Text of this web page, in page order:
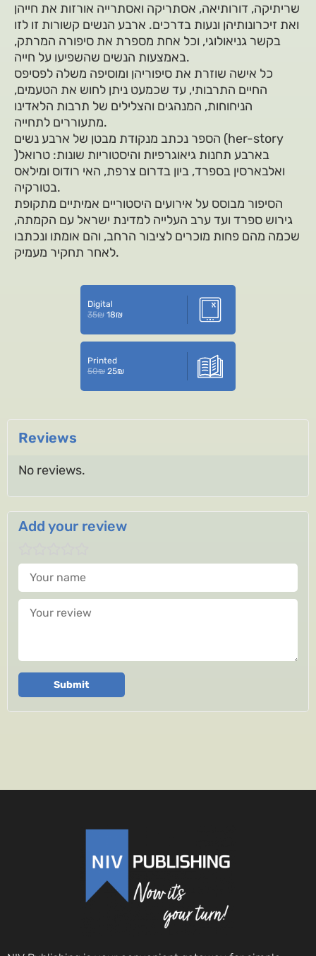
שריתיקה, דורותיאה, אסתריקה ואסתרייה אורזות את חייהן
ואת זיכרונותיהן ונעות בדרכים. ארבע הנשים קשורות זו לזו
בקשר גניאולוגי, וכל אחת מספרת את סיפורה המרתק,
באמצעות הנשים שהשפיעו על חייה.
כל אישה שוזרת את סיפוריהן ומוסיפה משלה לפסיפס
החיים התרבותי, עד שכמעט ניתן לחוש את הטעמים,
הניחוחות, המנהגים והצלילים של תרבות הלאדינו
מתעוררים לתחייה.
הספר נכתב מנקודת מבטן של ארבע נשים (her-story
)בארבע תחנות גיאוגרפיות והיסטוריות שונות: טרואל
ואלבארסין בספרד, ביון בדרום צרפת, האי רודוס ומילאס
בטורקיה.
הסיפור מבוסס על אירועים היסטוריים אמיתיים מתקופת
גירוש ספרד ועד ערב העלייה למדינת ישראל עם הקמתה,
שכמה מהם פחות מוכרים לציבור הרחב, והם אומתו ונכתבו
לאחר תחקיר מעמיק.
Digital
35₪ 18₪
Printed
50₪ 25₪
Reviews
No reviews.
Add your review
Your name
Your review
Submit